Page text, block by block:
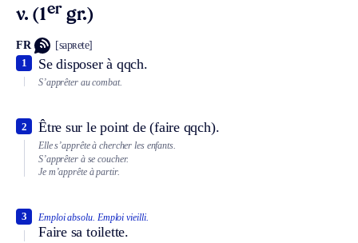
v. (1er gr.)
FR [sapʀete]
Se disposer à qqch.
1
S’apprêter au combat.
Être sur le point de (faire qqch).
2
Elle s’apprête à chercher les enfants.
S’apprêter à se coucher.
Je m’apprête à partir.
Emploi absolu. Emploi vieilli.
Faire sa toilette.
3